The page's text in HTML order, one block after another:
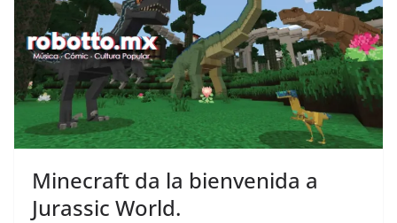
Minecraft da la bienvenida a
Jurassic World.